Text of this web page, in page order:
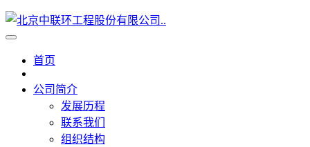
首页
公司简介
发展历程
联系我们
组织结构